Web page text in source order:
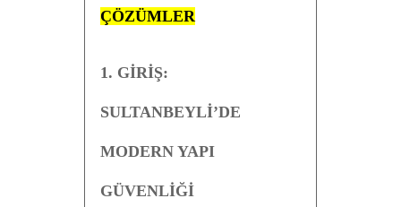
ÇÖZÜMLER
1. GİRİŞ:
SULTANBEYLİ’DE
MODERN YAPI
GÜVENLİĞİ